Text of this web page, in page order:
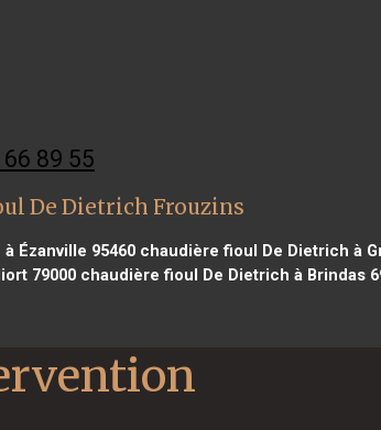
89 55
De Dietrich Frouzins
Ézanville 95460 chaudière fioul De Dietrich à
79000 chaudière fioul De Dietrich à Brindas